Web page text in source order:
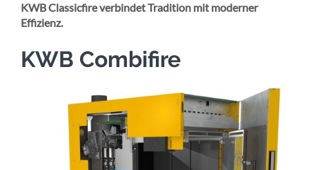
KWB Classicfire verbindet Tradition mit moderner
Effizienz.
KWB Combifire